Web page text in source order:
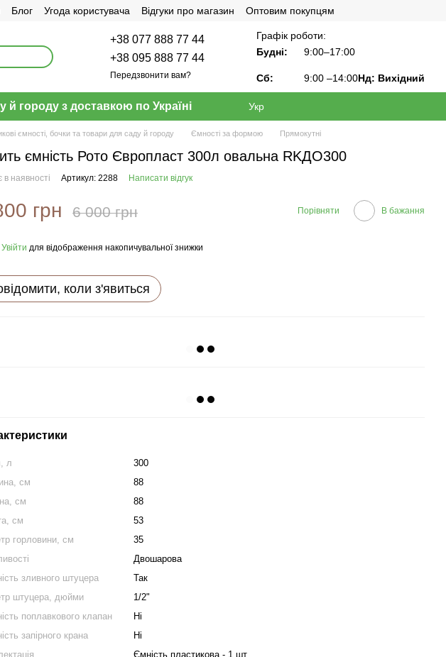
Блог Угода користувача Відгуки про магазин
Оптовим покупцям
+38 077 888 77 44
+38 095 888 77 44
Передзвонити вам?
Графік роботи:
Будні:
9:00–17:00
Сб: 9:00 –14:00Нд: Вихідний
й городу з доставкою по Україні Укр
ємності, бочки та товари для саду й городу Ємності за формою Прямокутні
ємність Рото Європласт 300л овальна RKДО300
в наявності Артикул: 2288 Написати відгук
грн 6 000 грн Порівняти В бажання
Увійти для відображення накопичувальної знижки
коли з'явиться
л
300
см
88
см
88
см
53
горловини, см
35
Двошарова
зливного штуцера
Так
штуцера, дюйми
1/2"
поплавкового клапан
Ні
запірного крана
Ні
Ємність пластикова - 1 шт